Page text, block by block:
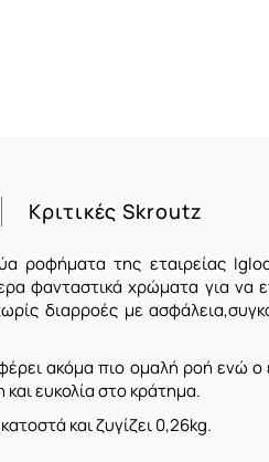
Κριτικές Skroutz
ροφήματα της εταιρείας
φανταστικά χρώματα για να
διαρροές με
ακόμα πιο ομαλή ροή ενώ ο
ευκολία στο κράτημα.
και ζυγίζει 0,26kg.